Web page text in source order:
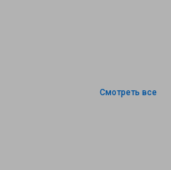
Смотреть все